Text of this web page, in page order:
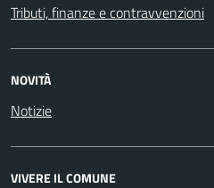
Tributi, finanze e contravvenzioni
NOVITÀ
Notizie
VIVERE IL COMUNE